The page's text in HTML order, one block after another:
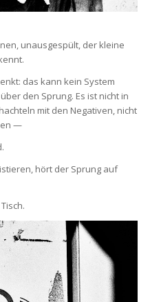
unausgespült, der kleine
das kann kein System
den Sprung. Es ist nicht in
mit den Negativen, nicht
—
hört der Sprung auf